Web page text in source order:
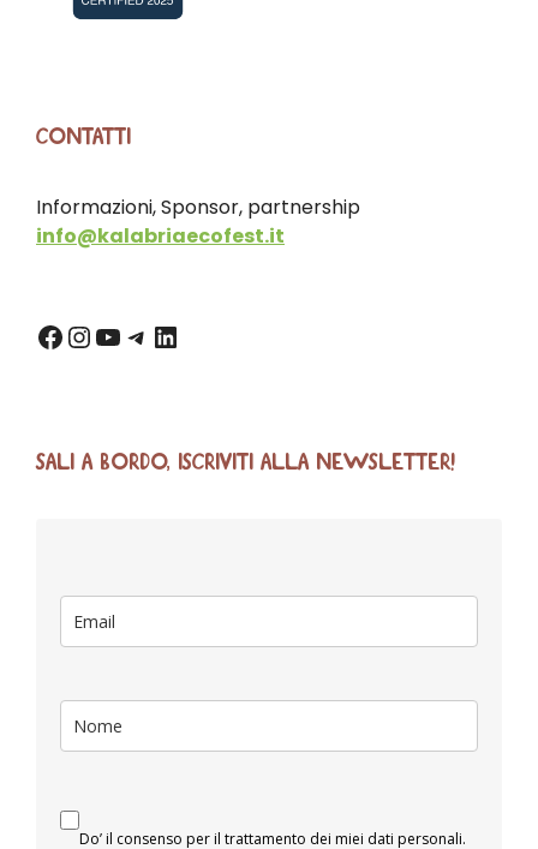
CONTATTI
Informazioni, Sponsor, partnership
info@kalabriaecofest.it
SALI A BORDO, ISCRIVITI ALLA NEWSLETTER!
Do’ il consenso per il trattamento dei miei dati personali.